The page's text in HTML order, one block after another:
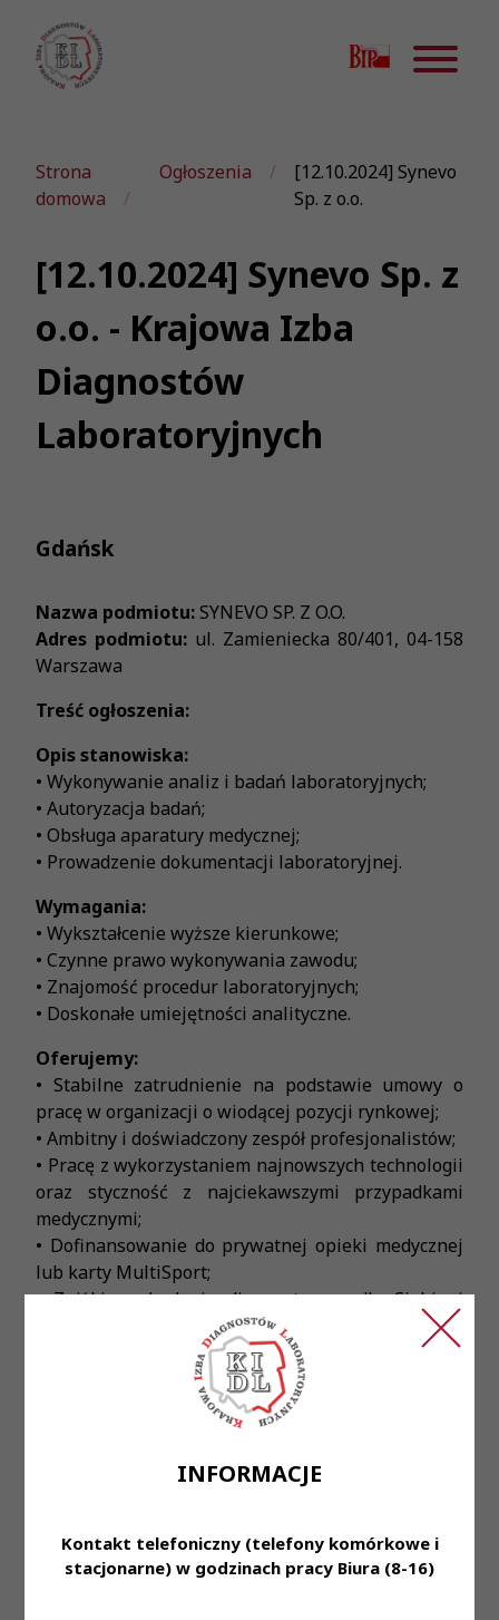
INFORMACJE
Kontakt telefoniczny (telefony komórkowe i
stacjonarne) w godzinach pracy Biura (8-16)
Strona
domowa
Ogłoszenia
[12.10.2024] Synevo
Sp. z o.o.
[12.10.2024] Synevo Sp. z
o.o. - Krajowa Izba
Diagnostów
Laboratoryjnych
Gdańsk
Nazwa podmiotu:SYNEVO SP. Z O.O.
Adres podmiotu: ul. Zamieniecka 80/401, 04-158
Warszawa
Treść ogłoszenia:
Opis stanowiska:
• Wykonywanie analiz i badań laboratoryjnych;
• Autoryzacja badań;
• Obsługa aparatury medycznej;
• Prowadzenie dokumentacji laboratoryjnej.
Wymagania:
• Wykształcenie wyższe kierunkowe;
• Czynne prawo wykonywania zawodu;
• Znajomość procedur laboratoryjnych;
• Doskonałe umiejętności analityczne.
Oferujemy:
• Stabilne zatrudnienie na podstawie umowy o
pracę w organizacji o wiodącej pozycji rynkowej;
• Ambitny i doświadczony zespół profesjonalistów;
• Pracę z wykorzystaniem najnowszych technologii
oraz styczność z najciekawszymi przypadkami
medycznymi;
• Dofinansowanie do prywatnej opieki medycznej
lub karty MultiSport;
• Zniżki na badania diagnostyczne dla Ciebie i
• Upominek z okazji urodzin;
• Możliwość przystąpienia do ubezpieczenia
grupowego na życie;
• Dostęp do platformy umożliwiającej naukę języka
• Dostęp do platformy kafeteryjnej - to Ty
przyznawanej co miesiąc puli punktów;
• Program Poleceń Pracowniczych, dzięki któremu